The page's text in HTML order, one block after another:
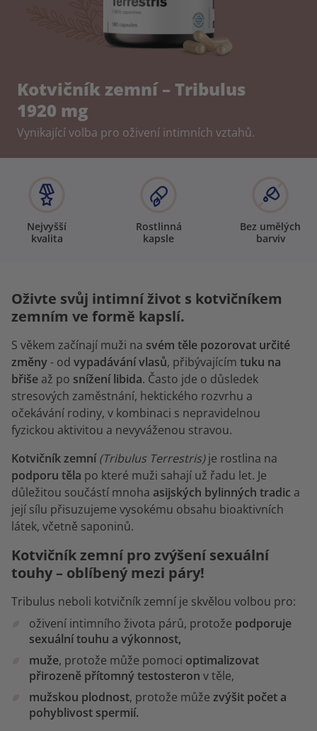
Kotvičník zemní – Tribulus
1920 mg
Vynikající volba pro oživení intimních vztahů.
Nejvyšší
kvalita
Rostlinná
kapsle
Bez umělých
barviv
Oživte svůj intimní život s kotvičníkem
zemním ve formě kapslí.
S věkem začínají muži na svém těle pozorovat určité
změny- od vypadávání vlasů, přibývajícím tuku na
břiše až po snížení libida. Často jde o důsledek
stresových zaměstnání, hektického rozvrhu a
očekávání rodiny, v kombinaci s nepravidelnou
fyzickou aktivitou a nevyváženou stravou.
Kotvičník zemní(Tribulus Terrestris)je rostlina na
podporu těla po které muži sahají už řadu let. Je
důležitou součástí mnoha asijských bylinných tradic a
její sílu přisuzujeme vysokému obsahu bioaktivních
látek, včetně saponinů.
Kotvičník zemní pro zvýšení sexuální
touhy – oblíbený mezi páry!
Tribulus neboli kotvičník zemní je skvělou volbou pro:
oživení intimního života párů, protože podporuje
sexuální touhu a výkonnost,
muže, protože může pomoci optimalizovat
přirozeně přítomný testosteron v těle,
mužskou plodnost, protože může zvýšit počet a
pohyblivost spermií.